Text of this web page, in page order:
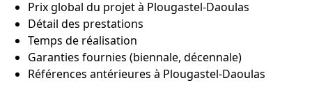
Prix global du projet à Plougastel-Daoulas
Détail des prestations
Temps de réalisation
Garanties fournies (biennale, décennale)
Références antérieures à Plougastel-Daoulas